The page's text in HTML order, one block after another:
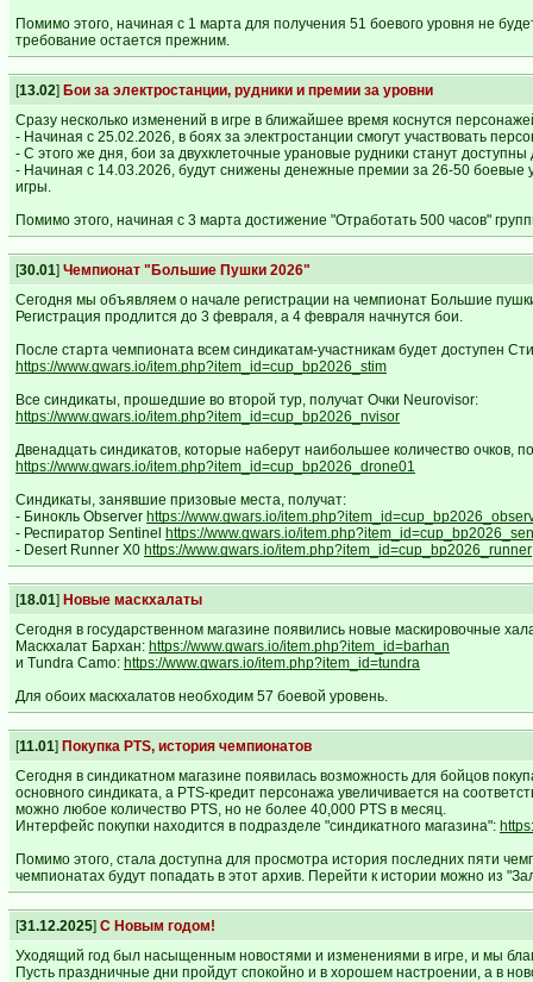
Помимо этого, начиная с 1 марта для получения 51 боевого уровня не
требование остается прежним.
[13.02] Бои за электростанции, рудники и премии за уровни
Сразу несколько изменений в игре в ближайшее время коснутся
- Начиная с 25.02.2026, в боях за электростанции смогут участвовать
- С этого же дня, бои за двухклеточные урановые рудники станут
- Начиная с 14.03.2026, будут снижены денежные премии за 26-50
игры.
Помимо этого, начиная с 3 марта достижение "Отработать 500 часов"
[30.01] Чемпионат "Большие Пушки 2026"
Сегодня мы объявляем о начале регистрации на чемпионат Большие
Регистрация продлится до 3 февраля, а 4 февраля начнутся бои.
После старта чемпионата всем синдикатам-участникам будет доступен
https://www.gwars.io/item.php?item_id=cup_bp2026_stim
Все синдикаты, прошедшие во второй тур, получат Очки Neurovisor:
https://www.gwars.io/item.php?item_id=cup_bp2026_nvisor
Двенадцать синдикатов, которые наберут наибольшее количество очков,
https://www.gwars.io/item.php?item_id=cup_bp2026_drone01
Синдикаты, занявшие призовые места, получат:
- Бинокль Observer https://www.gwars.io/
- Респиратор Sentinel
https://www.gwars.io/
- Desert Runner X0 https://www.gwars.io/item.php?item_id=cup_bp2026_runner
[18.01] Новые маскхалаты
Сегодня в государственном магазине появились новые маскировочные
Маскхалат Бархан: https://www.gwars.io/item.php?item_id=barhan
и Tundra Camo: https://www.gwars.io/item.php?item_id=tundra
Для обоих маскхалатов необходим 57 боевой уровень.
[11.01] Покупка PTS, история чемпионатов
Сегодня в синдикатном магазине появилась возможность для бойцов
основного синдиката, а PTS-кредит персонажа увеличивается на
можно любое количество PTS, но не более 40,000 PTS в месяц.
Интерфейс покупки находится в подразделе "синдикатного магазина":
Помимо этого, стала доступна для просмотра история последних пяти
чемпионатах будут попадать в этот архив. Перейти к истории можно из
[31.12.2025] С Новым годом!
Уходящий год был насыщенным новостями и изменениями в игре, и мы
Пусть праздничные дни пройдут спокойно и в хорошем настроении, а в